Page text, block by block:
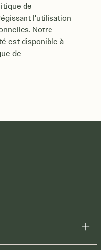
de
l'utilisation
Notre
est disponible à
de